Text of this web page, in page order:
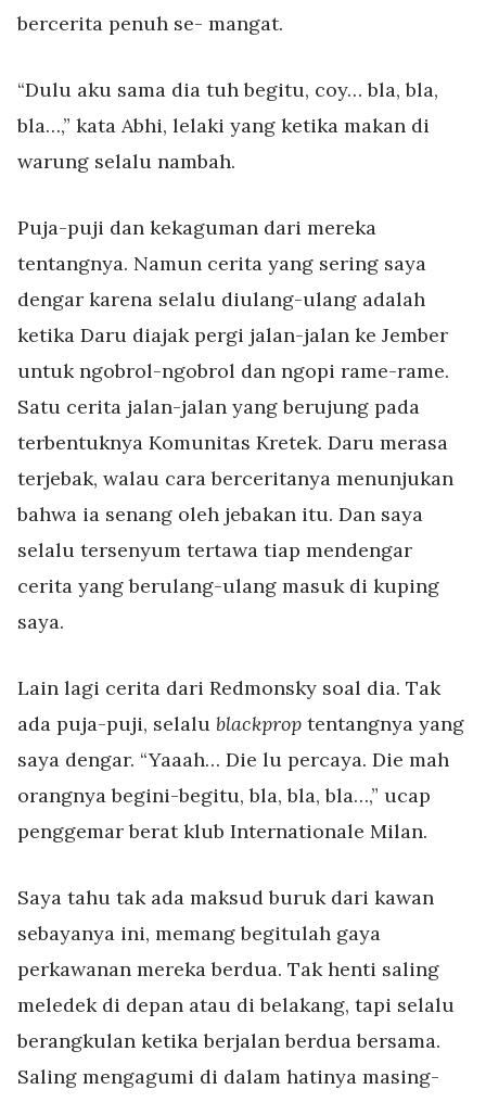
bercerita penuh se- mangat.
“Dulu aku sama dia tuh begitu, coy… bla, bla,
bla…,” kata Abhi, lelaki yang ketika makan di
warung selalu nambah.
Puja-puji dan kekaguman dari mereka
tentangnya. Namun cerita yang sering saya
dengar karena selalu diulang-ulang adalah
ketika Daru diajak pergi jalan-jalan ke Jember
untuk ngobrol-ngobrol dan ngopi rame-rame.
Satu cerita jalan-jalan yang berujung pada
terbentuknya Komunitas Kretek. Daru merasa
terjebak, walau cara berceritanya menunjukan
bahwa ia senang oleh jebakan itu. Dan saya
selalu tersenyum tertawa tiap mendengar
cerita yang berulang-ulang masuk di kuping
saya.
Lain lagi cerita dari Redmonsky soal dia. Tak
ada puja-puji, selalu blackprop tentangnya yang
saya dengar. “Yaaah… Die lu percaya. Die mah
orangnya begini-begitu, bla, bla, bla…,” ucap
penggemar berat klub Internationale Milan.
Saya tahu tak ada maksud buruk dari kawan
sebayanya ini, memang begitulah gaya
perkawanan mereka berdua. Tak henti saling
meledek di depan atau di belakang, tapi selalu
berangkulan ketika berjalan berdua bersama.
Saling mengagumi di dalam hatinya masing-